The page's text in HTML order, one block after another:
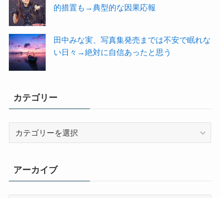
的措置も→典型的な因果応報
田中みな実、写真集発売までは不安で眠れな
い日々→絶対に自信あったと思う
カテゴリー
リ
ー
アーカイブ